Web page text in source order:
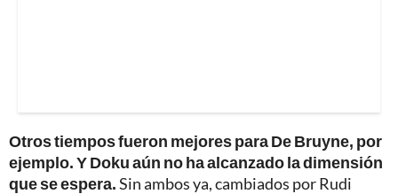
Otros tiempos fueron mejores para De Bruyne, por
ejemplo. Y Doku aún no ha alcanzado la dimensión
que se espera.Sin ambos ya, cambiados por Rudi